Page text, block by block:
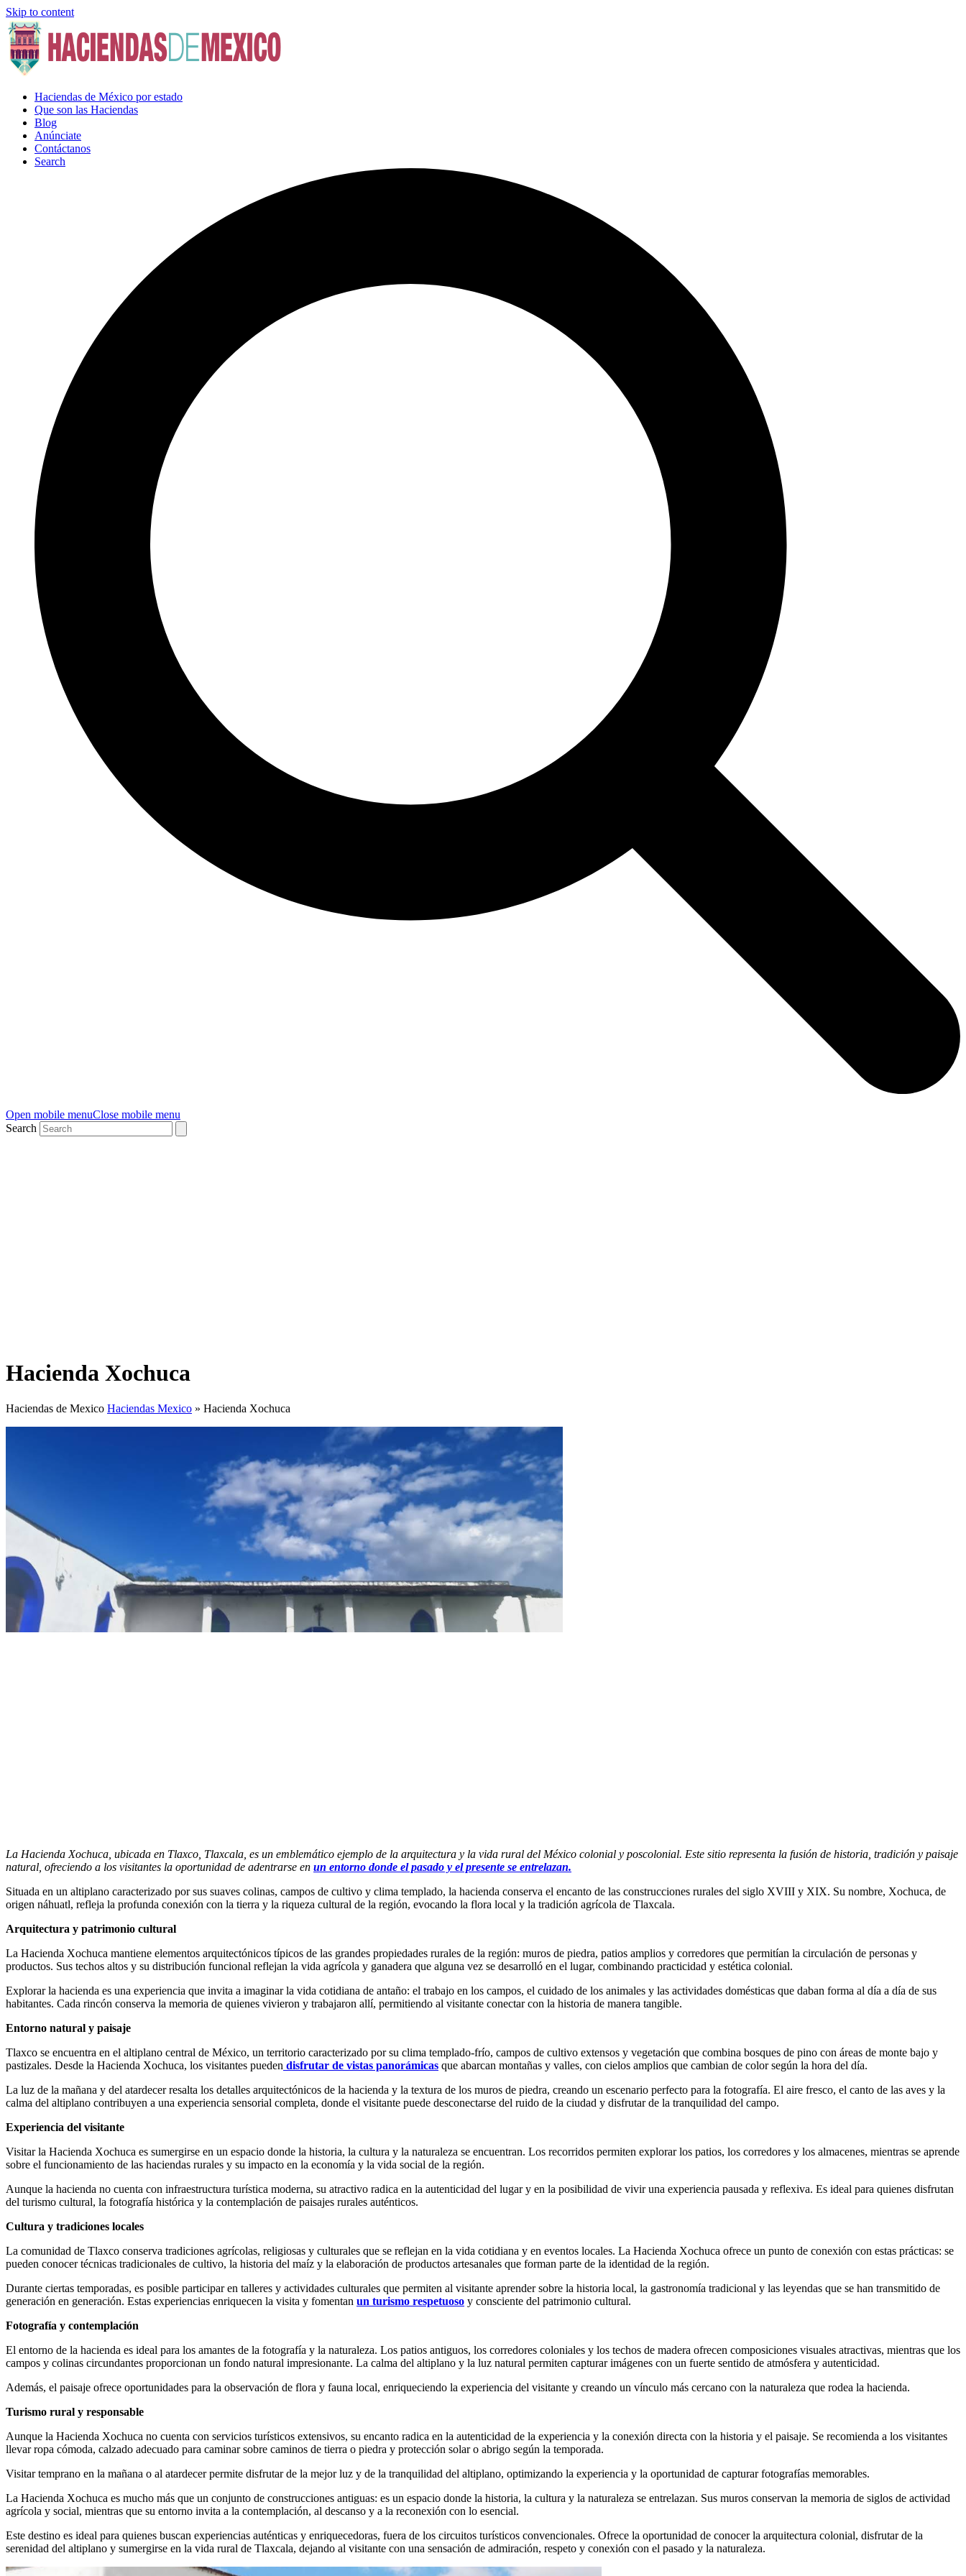
Skip to content
Haciendas de México por estado
Que son las Haciendas
Blog
Anúnciate
Contáctanos
Search
Open mobile menuClose mobile menu
Search
Hacienda Xochuca
Haciendas de Mexico Haciendas Mexico » Hacienda Xochuca
La Hacienda Xochuca, ubicada en Tlaxco, Tlaxcala, es un emblemático ejemplo de la arquitectura y la vida rural del México colonial y poscolonial. Este sitio representa la fusión de historia, tradición y paisaje
natural, ofreciendo a los visitantes la oportunidad de adentrarse en un entorno donde el pasado y el presente se entrelazan.
Situada en un altiplano caracterizado por sus suaves colinas, campos de cultivo y clima templado, la hacienda conserva el encanto de las construcciones rurales del siglo XVIII y XIX. Su nombre, Xochuca, de
origen náhuatl, refleja la profunda conexión con la tierra y la riqueza cultural de la región, evocando la flora local y la tradición agrícola de Tlaxcala.
Arquitectura y patrimonio cultural
La Hacienda Xochuca mantiene elementos arquitectónicos típicos de las grandes propiedades rurales de la región: muros de piedra, patios amplios y corredores que permitían la circulación de personas y
productos. Sus techos altos y su distribución funcional reflejan la vida agrícola y ganadera que alguna vez se desarrolló en el lugar, combinando practicidad y estética colonial.
Explorar la hacienda es una experiencia que invita a imaginar la vida cotidiana de antaño: el trabajo en los campos, el cuidado de los animales y las actividades domésticas que daban forma al día a día de sus
habitantes. Cada rincón conserva la memoria de quienes vivieron y trabajaron allí, permitiendo al visitante conectar con la historia de manera tangible.
Entorno natural y paisaje
Tlaxco se encuentra en el altiplano central de México, un territorio caracterizado por su clima templado-frío, campos de cultivo extensos y vegetación que combina bosques de pino con áreas de monte bajo y
pastizales. Desde la Hacienda Xochuca, los visitantes pueden disfrutar de vistas panorámicas que abarcan montañas y valles, con cielos amplios que cambian de color según la hora del día.
La luz de la mañana y del atardecer resalta los detalles arquitectónicos de la hacienda y la textura de los muros de piedra, creando un escenario perfecto para la fotografía. El aire fresco, el canto de las aves y la
calma del altiplano contribuyen a una experiencia sensorial completa, donde el visitante puede desconectarse del ruido de la ciudad y disfrutar de la tranquilidad del campo.
Experiencia del visitante
Visitar la Hacienda Xochuca es sumergirse en un espacio donde la historia, la cultura y la naturaleza se encuentran. Los recorridos permiten explorar los patios, los corredores y los almacenes, mientras se aprende
sobre el funcionamiento de las haciendas rurales y su impacto en la economía y la vida social de la región.
Aunque la hacienda no cuenta con infraestructura turística moderna, su atractivo radica en la autenticidad del lugar y en la posibilidad de vivir una experiencia pausada y reflexiva. Es ideal para quienes disfrutan
del turismo cultural, la fotografía histórica y la contemplación de paisajes rurales auténticos.
Cultura y tradiciones locales
La comunidad de Tlaxco conserva tradiciones agrícolas, religiosas y culturales que se reflejan en la vida cotidiana y en eventos locales. La Hacienda Xochuca ofrece un punto de conexión con estas prácticas: se
pueden conocer técnicas tradicionales de cultivo, la historia del maíz y la elaboración de productos artesanales que forman parte de la identidad de la región.
Durante ciertas temporadas, es posible participar en talleres y actividades culturales que permiten al visitante aprender sobre la historia local, la gastronomía tradicional y las leyendas que se han transmitido de
generación en generación. Estas experiencias enriquecen la visita y fomentan un turismo respetuoso y consciente del patrimonio cultural.
Fotografía y contemplación
El entorno de la hacienda es ideal para los amantes de la fotografía y la naturaleza. Los patios antiguos, los corredores coloniales y los techos de madera ofrecen composiciones visuales atractivas, mientras que los
campos y colinas circundantes proporcionan un fondo natural impresionante. La calma del altiplano y la luz natural permiten capturar imágenes con un fuerte sentido de atmósfera y autenticidad.
Además, el paisaje ofrece oportunidades para la observación de flora y fauna local, enriqueciendo la experiencia del visitante y creando un vínculo más cercano con la naturaleza que rodea la hacienda.
Turismo rural y responsable
Aunque la Hacienda Xochuca no cuenta con servicios turísticos extensivos, su encanto radica en la autenticidad de la experiencia y la conexión directa con la historia y el paisaje. Se recomienda a los visitantes
llevar ropa cómoda, calzado adecuado para caminar sobre caminos de tierra o piedra y protección solar o abrigo según la temporada.
Visitar temprano en la mañana o al atardecer permite disfrutar de la mejor luz y de la tranquilidad del altiplano, optimizando la experiencia y la oportunidad de capturar fotografías memorables.
La Hacienda Xochuca es mucho más que un conjunto de construcciones antiguas: es un espacio donde la historia, la cultura y la naturaleza se entrelazan. Sus muros conservan la memoria de siglos de actividad
agrícola y social, mientras que su entorno invita a la contemplación, al descanso y a la reconexión con lo esencial.
Este destino es ideal para quienes buscan experiencias auténticas y enriquecedoras, fuera de los circuitos turísticos convencionales. Ofrece la oportunidad de conocer la arquitectura colonial, disfrutar de la
serenidad del altiplano y sumergirse en la vida rural de Tlaxcala, dejando al visitante con una sensación de admiración, respeto y conexión con el pasado y la naturaleza.